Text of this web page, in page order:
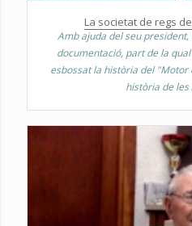
La societat de regs
Amb ajuda del seu
documentació, part de la
esbossat la història del "Motor
història de les